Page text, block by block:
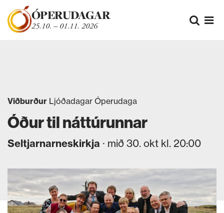
Fara beint í efni
ÓPERUDAGAR
25.10. – 01.11. 2026
Leita
Viðburður Ljóðadagar Óperudaga
Óður til náttúrunnar
Seltjarnarneskirkja · mið 30. okt kl. 20:00